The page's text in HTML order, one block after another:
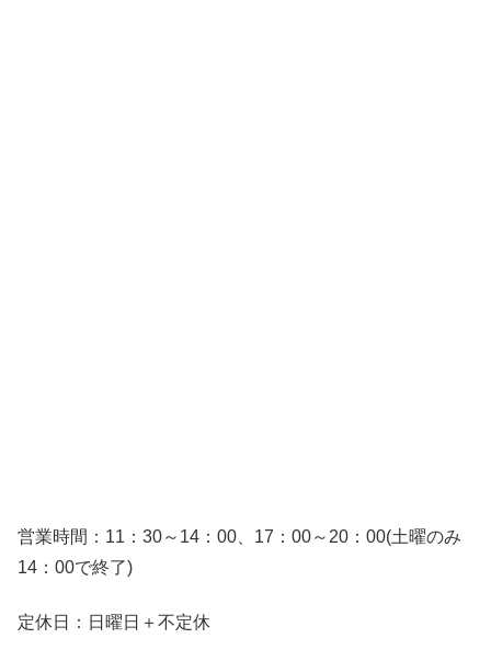
営業時間：11：30～14：00、17：00～20：00(土曜のみ
14：00で終了)
定休日：日曜日＋不定休